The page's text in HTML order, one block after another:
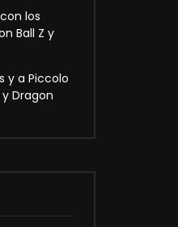
los
Ball Z y
y a Piccolo
Dragon